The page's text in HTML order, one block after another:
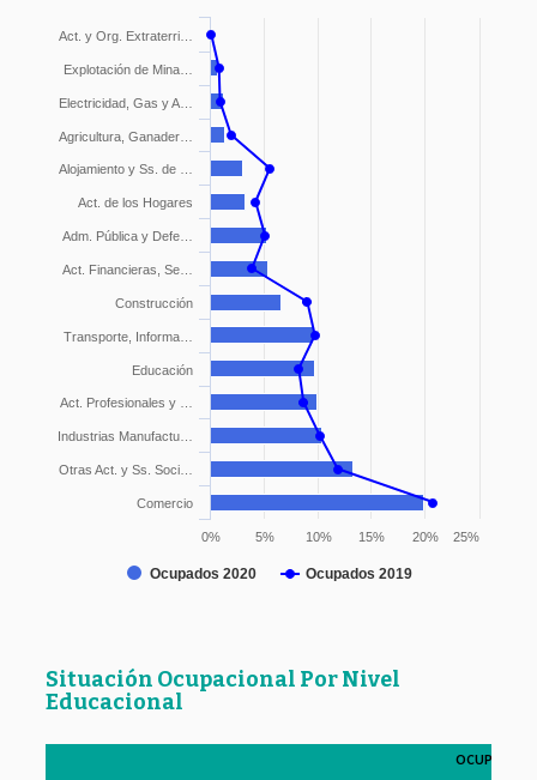
Ocupados 2020 Ocupados 2019
Act. y Org. Extraterri…
Explotación de Mina…
Electricidad, Gas y A…
Agricultura, Ganader…
Alojamiento y Ss. de …
Act. de los Hogares
Adm. Pública y Defe…
Act. Financieras, Se…
Construcción
Transporte, Informa…
Educación
Act. Profesionales y …
Industrias Manufactu…
Otras Act. y Ss. Soci…
Comercio
0% 5% 10% 15% 20% 25%
Situación Ocupacional Por Nivel
Educacional
OCUPADOS